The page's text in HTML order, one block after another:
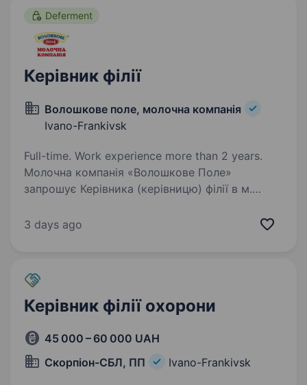
Deferment
Керівник філії
Волошкове поле, молочна компанія
Ivano-Frankivsk
Full-time. Work experience more than 2 years.
Молочна компанія «Волошкове Поле»
запрошує Керівника (керівницю) філії в м.
працевлаштування; можливість бронювання;
3 days ago
Керівник філії охорони
45 000 – 60 000 UAH
Скорпіон-СБЛ, ПП
Ivano-Frankivsk